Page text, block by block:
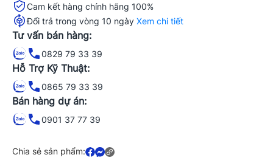
Cam kết hàng chính hãng 100%
Đổi trả trong vòng 10 ngày Xem chi tiết
Tư vấn bán hàng:
0829 79 33 39
Hỗ Trợ Kỹ Thuật:
0865 79 33 39
Bán hàng dự án:
0901 37 77 39
Chia sẻ sản phẩm: